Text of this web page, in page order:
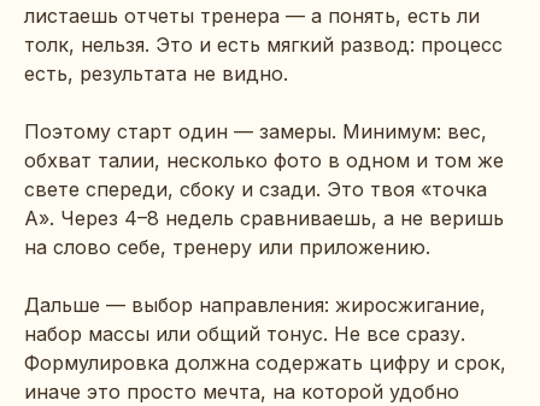
листаешь отчеты тренера — а понять, есть ли
толк, нельзя. Это и есть мягкий развод: процесс
есть, результата не видно.
Поэтому старт один — замеры. Минимум: вес,
обхват талии, несколько фото в одном и том же
свете спереди, сбоку и сзади. Это твоя «точка
А». Через 4–8 недель сравниваешь, а не веришь
на слово себе, тренеру или приложению.
Дальше — выбор направления: жиросжигание,
набор массы или общий тонус. Не все сразу.
Формулировка должна содержать цифру и срок,
иначе это просто мечта, на которой удобно